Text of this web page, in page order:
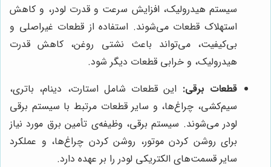
سیستم هیدرولیک، افزایش سرعت و قدرت لودر، و کاهش
استهلاک قطعات می‌شوند. استفاده از قطعات غیراصلی و
بی‌کیفیت، می‌تواند باعث نشتی روغن، کاهش قدرت
هیدرولیک، و خرابی قطعات دیگر شود.
قطعات برقی: این قطعات شامل استارت، دینام، باتری،
سیم‌کشی، چراغ‌ها، و سایر قطعات مرتبط با سیستم برقی
لودر می‌شوند. سیستم برقی، وظیفه‌ی تأمین برق مورد نیاز
برای روشن کردن موتور، روشن کردن چراغ‌ها، و عملکرد
سایر قسمت‌های الکتریکی لودر را بر عهده دارد.